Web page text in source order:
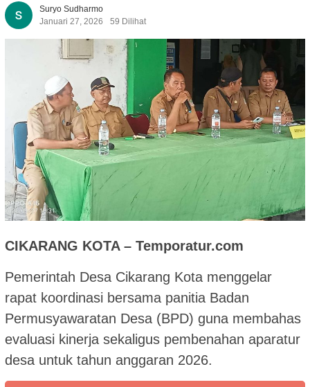
Suryo Sudharmo
Januari 27, 2026
59 Dilihat
CIKARANG KOTA – Temporatur.com
Pemerintah Desa Cikarang Kota menggelar
rapat koordinasi bersama panitia Badan
Permusyawaratan Desa (BPD) guna membahas
evaluasi kinerja sekaligus pembenahan aparatur
desa untuk tahun anggaran 2026.